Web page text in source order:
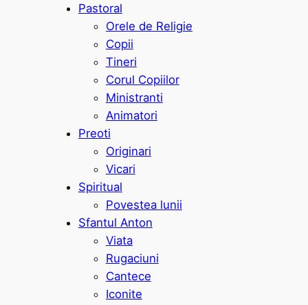
Pastoral
Orele de Religie
Copii
Tineri
Corul Copiilor
Ministranti
Animatori
Preoti
Originari
Vicari
Spiritual
Povestea lunii
Sfantul Anton
Viata
Rugaciuni
Cantece
Iconite